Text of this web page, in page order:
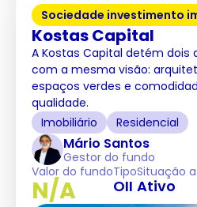
Sociedade investimento
Kostas Capital
A Kostas Capital detém dois
com a mesma visão:
espaços verdes e
qualidade.
Imobiliário
Residencial
Mário Santos
Gestor do fundo
Valor do fundo
N/A
Tipo
OII
Situação
Ativo